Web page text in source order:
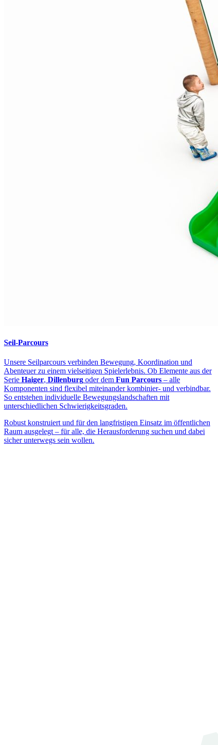
Seil-Parcours
Unsere Seilparcours verbinden Bewegung, Koordination und
Abenteuer zu einem vielseitigen Spielerlebnis. Ob Elemente aus der
Serie Haiger, Dillenburg oder dem Fun Parcours – alle
Komponenten sind flexibel miteinander kombinier- und verbindbar.
So entstehen individuelle Bewegungslandschaften mit
unterschiedlichen Schwierigkeitsgraden.
Robust konstruiert und für den langfristigen Einsatz im öffentlichen
Raum ausgelegt – für alle, die Herausforderung suchen und dabei
sicher unterwegs sein wollen.